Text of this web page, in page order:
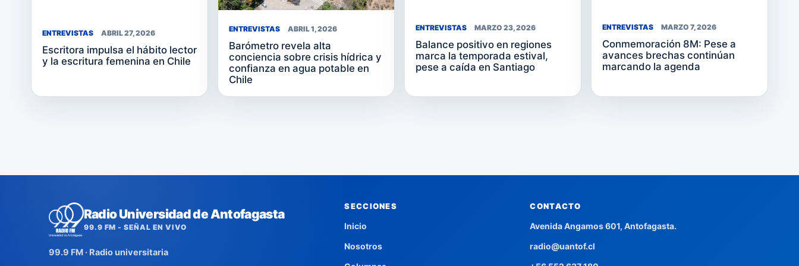
ENTREVISTAS ABRIL 27, 2026
Escritora impulsa el hábito lector
y la escritura femenina en Chile
ENTREVISTAS ABRIL 1, 2026
Barómetro revela alta
conciencia sobre crisis hídrica y
confianza en agua potable en
Chile
ENTREVISTAS MARZO 23, 2026
Balance positivo en regiones
marca la temporada estival,
pese a caída en Santiago
ENTREVISTAS MARZO 7, 2026
Conmemoración 8M: Pese a
avances brechas continúan
marcando la agenda
Radio Universidad de Antofagasta
99.9 FM - SEÑAL EN VIVO
99.9 FM · Radio universitaria
SECCIONES
Inicio
Nosotros
CONTACTO
Avenida Angamos 601, Antofagasta.
radio@uantof.cl